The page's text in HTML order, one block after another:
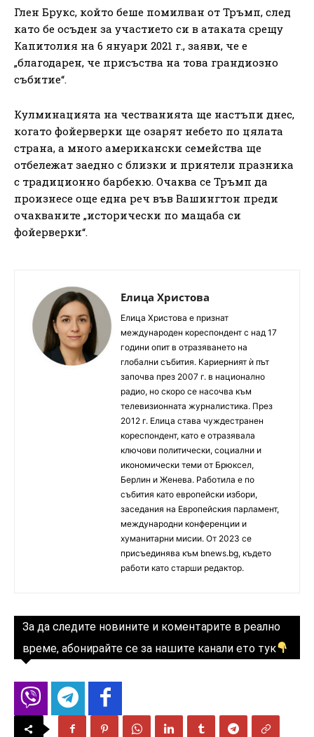
Глен Брукс, който беше помилван от Тръмп, след
като бе осъден за участието си в атаката срещу
Капитолия на 6 януари 2021 г., заяви, че е
„благодарен, че присъства на това грандиозно
събитие“.
Кулминацията на честванията ще настъпи днес,
когато фойерверки ще озарят небето по цялата
страна, а много американски семейства ще
отбележат заедно с близки и приятели празника
с традиционно барбекю. Очаква се Тръмп да
произнесе още една реч във Вашингтон преди
очакваните „исторически по мащаба си
фойерверки“.
Елица Христова
Елица Христова е признат
международен кореспондент с над 17
години опит в отразяването на
глобални събития. Кариерният ѝ път
започва през 2007 г. в национално
радио, но скоро се насочва към
телевизионната журналистика. През
2012 г. Елица става чуждестранен
кореспондент, като е отразявала
ключови политически, социални и
икономически теми от Брюксел,
Берлин и Женева. Работила е по
събития като европейски избори,
заседания на Европейския парламент,
международни конференции и
хуманитарни мисии. От 2023 се
присъединява към bnews.bg, където
работи като старши редактор.
За да следите новините и коментарите в реално
време, абонирайте се за нашите канали ето тук